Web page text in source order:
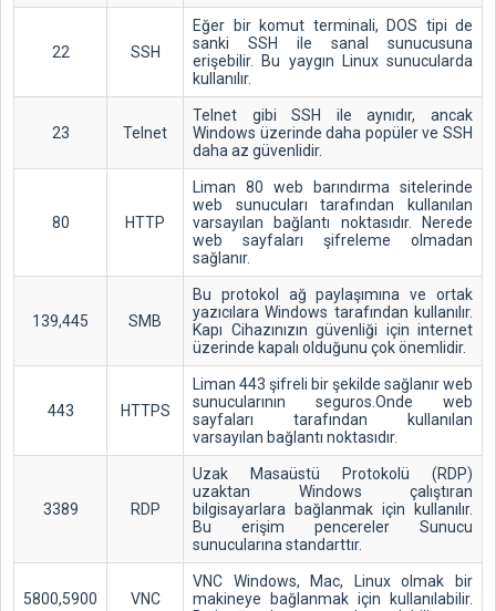
22 SSH
Eğer bir komut terminali, DOS tipi de
sanki SSH ile sanal sunucusuna
erişebilir. Bu yaygın Linux sunucularda
kullanılır.
23 Telnet
Telnet gibi SSH ile aynıdır, ancak
Windows üzerinde daha popüler ve SSH
daha az güvenlidir.
80 HTTP
Liman 80 web barındırma sitelerinde
web sunucuları tarafından kullanılan
varsayılan bağlantı noktasıdır. Nerede
web sayfaları şifreleme olmadan
sağlanır.
139,445 SMB
Bu protokol ağ paylaşımına ve ortak
yazıcılara Windows tarafından kullanılır.
Kapı Cihazınızın güvenliği için internet
üzerinde kapalı olduğunu çok önemlidir.
443 HTTPS
Liman 443 şifreli bir şekilde sağlanır web
sunucularının seguros.Onde web
sayfaları tarafından kullanılan
varsayılan bağlantı noktasıdır.
3389 RDP
Uzak Masaüstü Protokolü (RDP)
uzaktan Windows çalıştıran
bilgisayarlara bağlanmak için kullanılır.
Bu erişim pencereler Sunucu
sunucularına standarttır.
5800,5900 VNC
VNC Windows, Mac, Linux olmak bir
makineye bağlanmak için kullanılabilir.